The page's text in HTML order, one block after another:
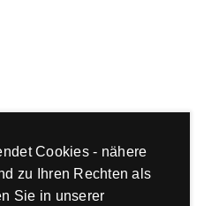
Cookies - nähere
zu Ihren Rechten als
Sie in unserer